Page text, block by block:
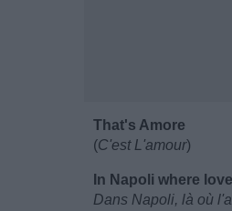
That's Amore
(C'est L'amour)
In Napoli where
Dans Napoli, là où